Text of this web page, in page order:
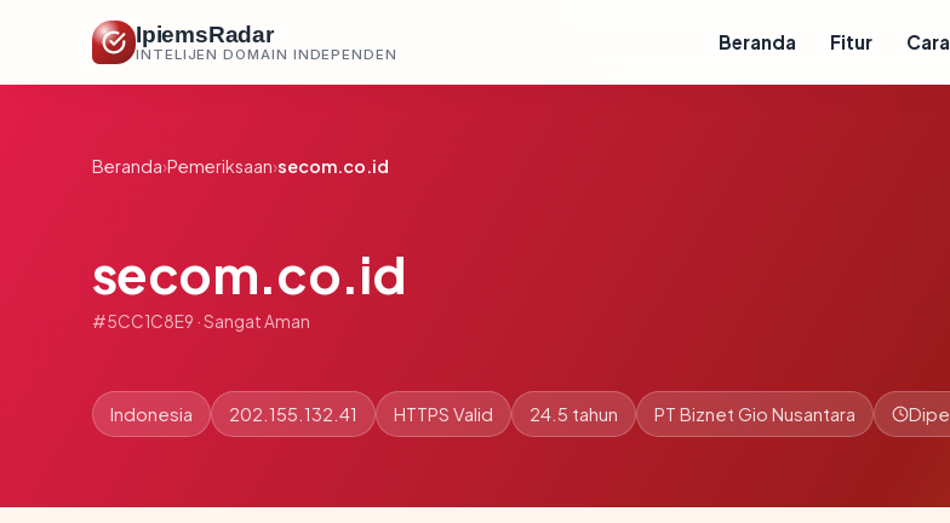
IpiemsRadar
INTELIJEN DOMAIN INDEPENDEN
Beranda Fitur Cara
Beranda›Pemeriksaan›secom.co.id
secom.co.id
#5CC1C8E9 · Sangat Aman
Indonesia 202.155.132.41 HTTPS Valid 24.5 tahun PT Biznet Gio Nusantara